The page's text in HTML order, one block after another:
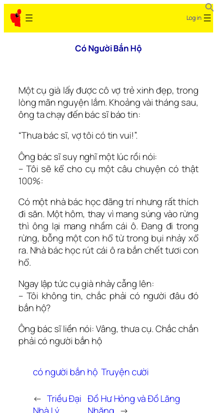
Skip
to
content
Log in
Có Người Bắn Hộ
Một cụ già lấy được cô vợ trẻ xinh đẹp, trong
lòng mãn nguyện lắm. Khoảng vài tháng sau,
ông ta chạy đến bác sĩ báo tin:
“Thưa bác sĩ, vợ tôi có tin vui!”.
Ông bác sĩ suy nghĩ một lúc rồi nói:
– Tôi sẽ kể cho cụ một câu chuyện có thật
100%:
Có một nhà bác học đãng trí nhưng rất thích
đi săn. Một hôm, thay vì mang súng vào rừng
thì ông lại mang nhầm cái ô. Đang đi trong
rừng, bỗng một con hổ từ trong bụi nhảy xổ
ra. Nhà bác học rút cái ô ra bắn chết tươi con
hổ.
Ngay lập tức cụ già nhảy cẫng lên:
– Tôi không tin, chắc phải có người đâu đó
bắn hộ?
Ông bác sĩ liền nói: Vâng, thưa cụ. Chắc chắn
phải có người bắn hộ
có người bắn hộ Truyện cười
← Triều Đại
Nhà Lý
Đồ Hư Hỏng và Đồ Lăng
Nhăng →